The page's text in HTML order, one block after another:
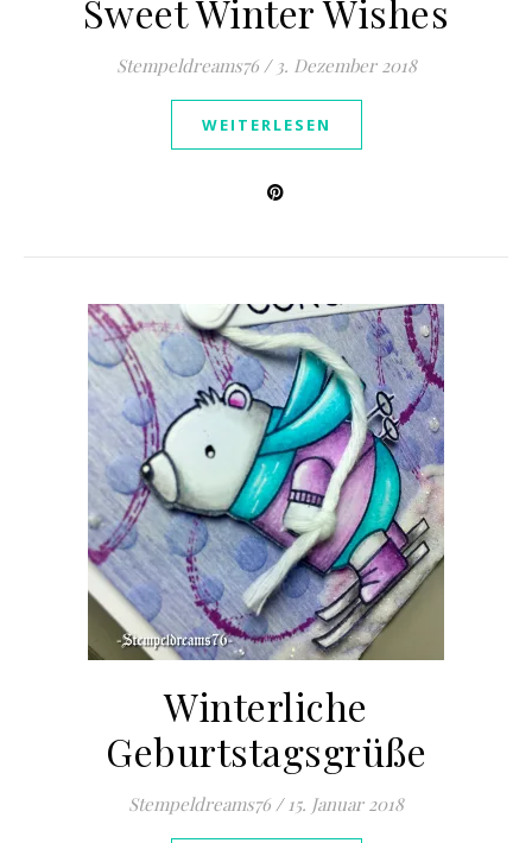
Sweet Winter Wishes
Stempeldreams76 / 3. Dezember 2018
WEITERLESEN
Winterliche
Geburtstagsgrüße
Stempeldreams76 / 15. Januar 2018